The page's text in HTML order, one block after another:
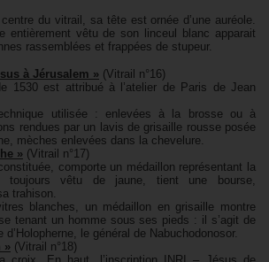
du vitrail, sa tête est ornée d’une auréole.
entièrement vêtu de son linceul blanc apparait
rassemblées et frappées de stupeur.
à Jérusalem » (Vitrail n°16)
1530 est attribué à l’atelier de Paris de Jean
utilisée : enlevées à la brosse ou à
rendues par un lavis de grisaille rousse posée
mèches enlevées dans la chevelure.
» (Vitrail n°17)
comporte un médaillon représentant la
toujours vêtu de jaune, tient une bourse,
trahison.
blanches, un médaillon en grisaille montre
tenant un homme sous ses pieds : il s’agit de
d’Holopherne, le général de Nabuchodonosor.
» (Vitrail n°18)